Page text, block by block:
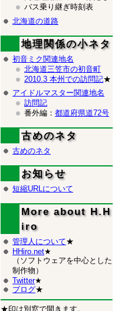
バス乗り継ぎ時刻表
北海道の道路
地理関係の小ネタ
初音ミク関連地名
北海道三笠市の初音町
2010.3 本州での訪問記★
アイドルマスター関連地名
訪問記
番外編： 都道府県道72号
古めのネタ
古めのネタ
お知らせ
短縮URLについて
More about H.H
iro
管理人について★
HHiro.net★
（ソフトウェアを中心とした
制作物）
Twitter★
ブログ★
★印は別窓で開きます。